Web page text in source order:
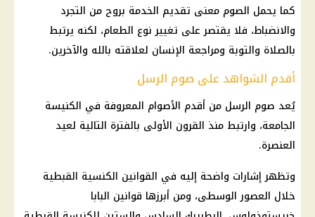
كما يحمل الصوم معنى تقديم الخدمة بروح من التجرد
والانضباط، فلا يقتصر على تغيير نوع الطعام، لكنه يرتبط
بالصلاة والتوبة ومراجعة الإنسان لعلاقته بالله والآخرين.
أقدم الشواهد على صوم الرسل
يُعد صوم الرسل من أقدم الأصوام المعروفة في الكنيسة
الجامعة، وارتبط منذ القرون الأولى بالفترة التالية لعيد
العنصرة.
وتظهر إشارات واضحة إليه في القوانين الكنسية القبطية
خلال العصور الوسطى، ومن أبرزها قوانين البابا